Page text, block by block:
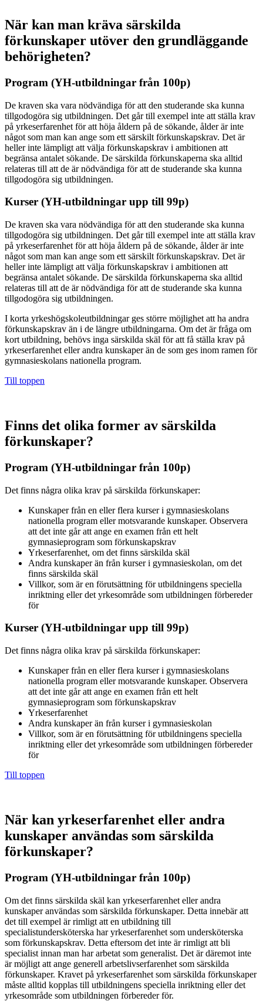
När kan man kräva särskilda
förkunskaper utöver den grundläggande
behörigheten?
Program (YH-utbildningar från 100p)
De kraven ska vara nödvändiga för att den studerande ska kunna
tillgodogöra sig utbildningen. Det går till exempel inte att ställa krav
på yrkeserfarenhet för att höja åldern på de sökande, ålder är inte
något som man kan ange som ett särskilt förkunskapskrav. Det är
heller inte lämpligt att välja förkunskapskrav i ambitionen att
begränsa antalet sökande. De särskilda förkunskaperna ska alltid
relateras till att de är nödvändiga för att de studerande ska kunna
tillgodogöra sig utbildningen.
Kurser (YH-utbildningar upp till 99p)
De kraven ska vara nödvändiga för att den studerande ska kunna
tillgodogöra sig utbildningen. Det går till exempel inte att ställa krav
på yrkeserfarenhet för att höja åldern på de sökande, ålder är inte
något som man kan ange som ett särskilt förkunskapskrav. Det är
heller inte lämpligt att välja förkunskapskrav i ambitionen att
begränsa antalet sökande. De särskilda förkunskaperna ska alltid
relateras till att de är nödvändiga för att de studerande ska kunna
tillgodogöra sig utbildningen.
I korta yrkeshögskoleutbildningar ges större möjlighet att ha andra
förkunskapskrav än i de längre utbildningarna. Om det är fråga om
kort utbildning, behövs inga särskilda skäl för att få ställa krav på
yrkeserfarenhet eller andra kunskaper än de som ges inom ramen för
gymnasieskolans nationella program.
Till toppen
Finns det olika former av särskilda
förkunskaper?
Program (YH-utbildningar från 100p)
Det finns några olika krav på särskilda förkunskaper:
Kunskaper från en eller flera kurser i gymnasieskolans
nationella program eller motsvarande kunskaper. Observera
att det inte går att ange en examen från ett helt
gymnasieprogram som förkunskapskrav
Yrkeserfarenhet, om det finns särskilda skäl
Andra kunskaper än från kurser i gymnasieskolan, om det
finns särskilda skäl
Villkor, som är en förutsättning för utbildningens speciella
inriktning eller det yrkesområde som utbildningen förbereder
för
Kurser (YH-utbildningar upp till 99p)
Det finns några olika krav på särskilda förkunskaper:
Kunskaper från en eller flera kurser i gymnasieskolans
nationella program eller motsvarande kunskaper. Observera
att det inte går att ange en examen från ett helt
gymnasieprogram som förkunskapskrav
Yrkeserfarenhet
Andra kunskaper än från kurser i gymnasieskolan
Villkor, som är en förutsättning för utbildningens speciella
inriktning eller det yrkesområde som utbildningen förbereder
för
Till toppen
När kan yrkeserfarenhet eller andra
kunskaper användas som särskilda
förkunskaper?
Program (YH-utbildningar från 100p)
Om det finns särskilda skäl kan yrkeserfarenhet eller andra
kunskaper användas som särskilda förkunskaper. Detta innebär att
det till exempel är rimligt att en utbildning till
specialistundersköterska har yrkeserfarenhet som undersköterska
som förkunskapskrav. Detta eftersom det inte är rimligt att bli
specialist innan man har arbetat som generalist. Det är däremot inte
är möjligt att ange generell arbetslivserfarenhet som särskilda
förkunskaper. Kravet på yrkeserfarenhet som särskilda förkunskaper
måste alltid kopplas till utbildningens speciella inriktning eller det
yrkesområde som utbildningen förbereder för.